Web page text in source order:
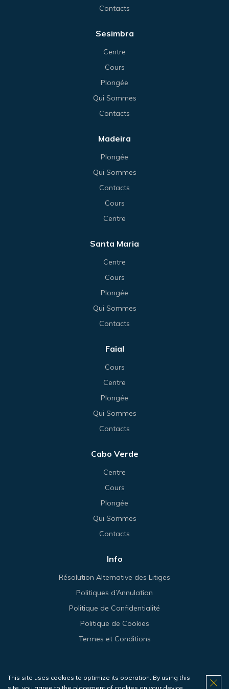
Contacts
Sesimbra
Centre
Cours
Plongée
Qui Sommes
Contacts
Madeira
Plongée
Qui Sommes
Contacts
Cours
Centre
Santa Maria
Centre
Cours
Plongée
Qui Sommes
Contacts
Faial
Cours
Centre
Plongée
Qui Sommes
Contacts
Cabo Verde
Centre
Cours
Plongée
Qui Sommes
Contacts
Info
Résolution Alternative des Litiges
Politiques d’Annulation
Politique de Confidentialité
Politique de Cookies
Termes et Conditions
© 2026 Haliotis.
This site uses cookies to optimize its operation. By using this